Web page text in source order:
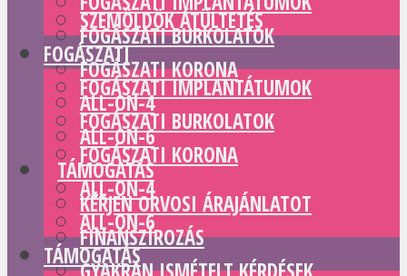
FOGÁSZATI BURKOLATOK
FOGÁSZATI KORONA
ALL-ON-4
ALL-ON-6
TÁMOGATÁS
KÉRJEN ORVOSI ÁRAJÁNLATOT
FINANSZÍROZÁS
SZEMÖLDÖK ÁTÜLTETÉS
FOGÁSZATI
FOGÁSZATI IMPLANTÁTUMOK
FOGÁSZATI BURKOLATOK
FOGÁSZATI KORONA
ALL-ON-4
ALL-ON-6
TÁMOGATÁS